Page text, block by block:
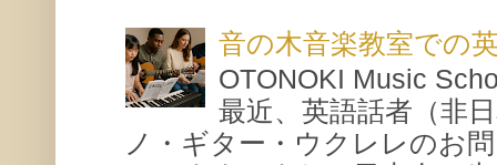
音の木音楽教室での
OTONOKI Music
最近、英語話者（非
ノ・ギター・ウクレレのお